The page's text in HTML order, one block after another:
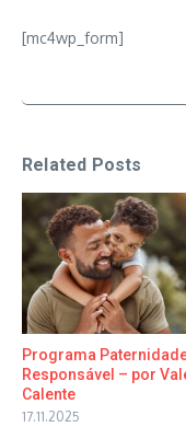
[mc4wp_form]
Related Posts
Programa
Responsável – por
Calente
17.11.2025